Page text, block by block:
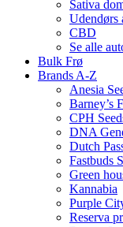
Sativa
Udendørs
CBD
Se alle
Bulk Frø
Brands A-Z
Anesia
Barney’s
CPH
DNA
Dutch
Fastbuds
Green
Kannabia
Purple
Reserva